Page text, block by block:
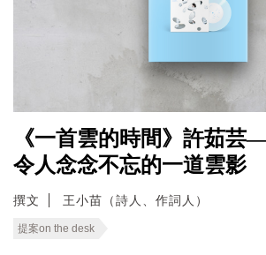
《一首雲的時間》許茹
令人念念不忘的一道雲影
撰文 王小苗（詩人、作詞人）
提案on the desk